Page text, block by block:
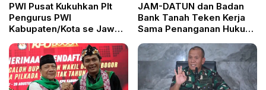
PWI Pusat Kukuhkan Plt
Pengurus PWI
Kabupaten/Kota se Jawa
Organisasi
JAM-DATUN dan Badan
Bank Tanah Teken Kerja
Sama Penanganan Hukum,
Negara